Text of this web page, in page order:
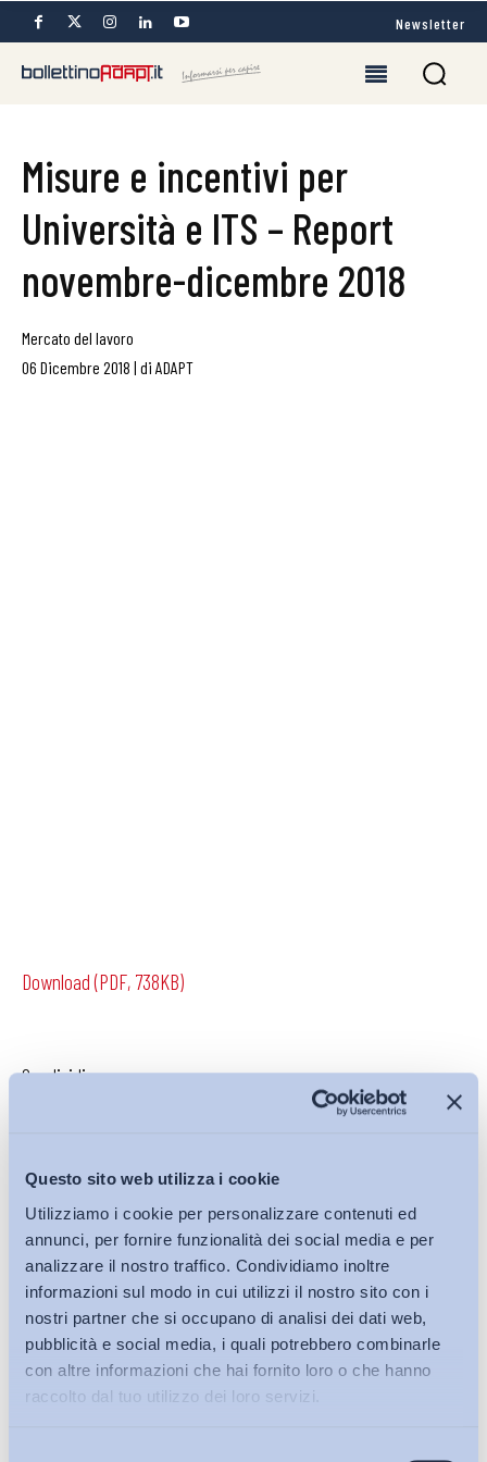
Questo sito web utilizza i cookie
Utilizziamo i cookie per personalizzare contenuti ed
annunci, per fornire funzionalità dei social media e per
analizzare il nostro traffico. Condividiamo inoltre
informazioni sul modo in cui utilizzi il nostro sito con i
nostri partner che si occupano di analisi dei dati web,
pubblicità e social media, i quali potrebbero combinarle
con altre informazioni che hai fornito loro o che hanno
raccolto dal tuo utilizzo dei loro servizi.
Newsletter
Misure e incentivi per
Università e ITS – Report
novembre-dicembre 2018
Mercato del lavoro
06 Dicembre 2018 | di ADAPT
Download (PDF, 738KB)
Condividi su:
Iscriviti alla Newsletter